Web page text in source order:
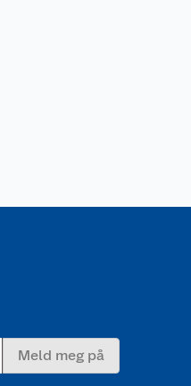
Meld meg på